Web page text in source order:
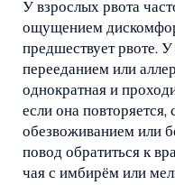
У взрослых рвота
ощущением
предшествует рвоте. У
перееданием или
однократная и
если она
обезвоживанием или
повод обратиться к
чая с имбирём или